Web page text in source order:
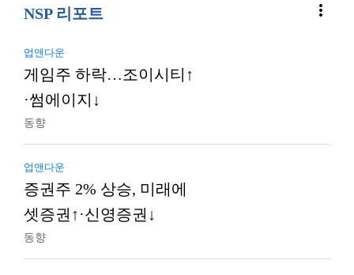
NSP 리포트 more_vert
업앤다운
게임주 하락…조이시티↑
·썸에이지↓
동향
업앤다운
증권주 2% 상승, 미래에
셋증권↑·신영증권↓
동향